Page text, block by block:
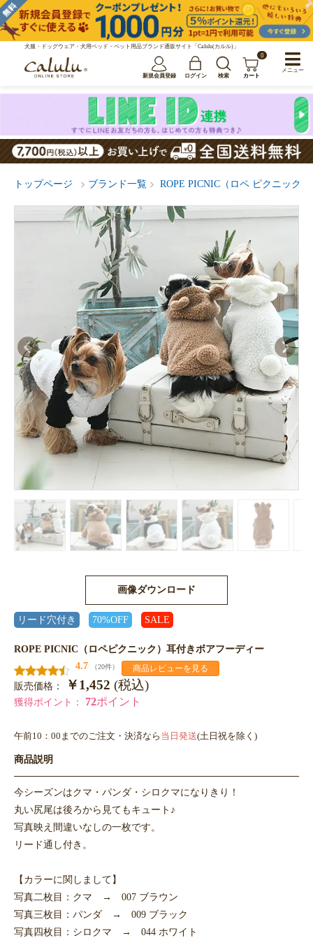
犬服・ドッグウェア・犬用ベッド・ペット用品ブランド通販サイト「Calulu(カルル)」
新規会員登録 ログイン 検索
0
カート
トップページ ブランド一覧 ROPE PICNIC（ロペ ピクニック）
画像ダウンロード
リード穴付き 70%OFF SALE
ROPE PICNIC（ロペピクニック）耳付きボアフーディー
4.7
（20件） 商品レビューを見る
販売価格： ￥1,452 (税込)
獲得ポイント： 72ポイント
午前10：00までのご注文・決済なら 当日発送(土日祝を除く)
商品説明
今シーズンはクマ・パンダ・シロクマになりきり！
丸い尻尾は後ろから見てもキュート♪
写真映え間違いなしの一枚です。
リード通し付き。
【カラーに関しまして】
写真二枚目：クマ → 007 ブラウン
写真三枚目：パンダ → 009 ブラック
写真四枚目：シロクマ → 044 ホワイト
メニュー